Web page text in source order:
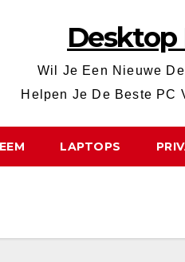
Desktop
Wil Je Een Nieuwe
Helpen Je De Beste PC
LAPTOPS